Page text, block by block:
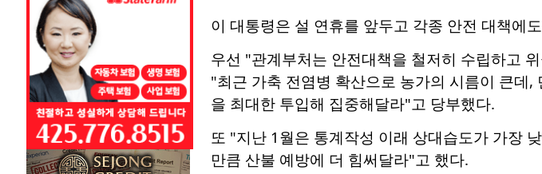
이 대통령은 설 연휴를 앞두고 각종 안전 대책에
우선 "관계부처는 안전대책을 철저히 수립하고
"최근 가축 전염병 확산으로 농가의 시름이 큰데
을 최대한 투입해 집중해달라"고 당부했다.
또 "지난 1월은 통계작성 이래 상대습도가 가장
만큼 산불 예방에 더 힘써달라"고 했다.